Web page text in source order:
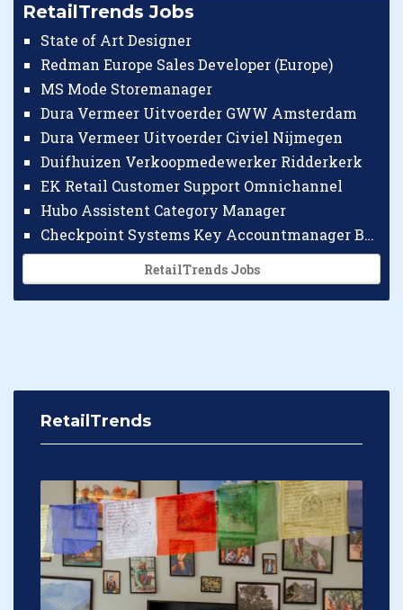
RetailTrends Jobs
State of Art Designer
Redman Europe Sales Developer (Europe)
MS Mode Storemanager
Dura Vermeer Uitvoerder GWW Amsterdam
Dura Vermeer Uitvoerder Civiel Nijmegen
Duifhuizen Verkoopmedewerker Ridderkerk
EK Retail Customer Support Omnichannel
Hubo Assistent Category Manager
Checkpoint Systems Key Accountmanager Benelux
RetailTrends Jobs
RetailTrends